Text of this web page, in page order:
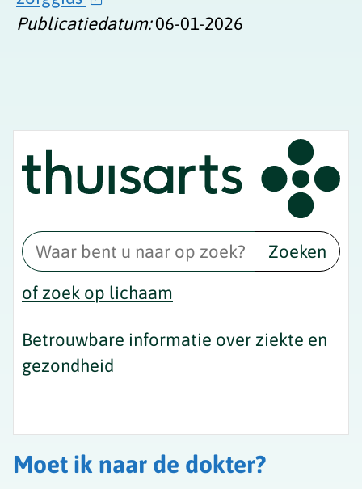
Publicatiedatum:06-01-2026
Zoeken
of zoek op lichaam
Betrouwbare informatie over ziekte en
gezondheid
Moet ik naar de dokter?